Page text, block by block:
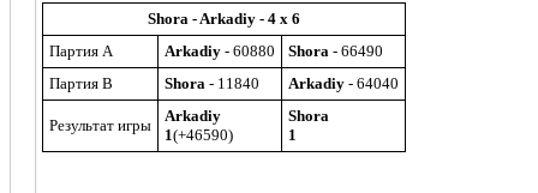
Shora - Arkadiy - 4 x 6
Партия A
Arkadiy - 60880 Shora - 66490
Партия B
Shora - 11840 Arkadiy - 64040
Результат игры
Arkadiy
1(+46590)
Shora
1